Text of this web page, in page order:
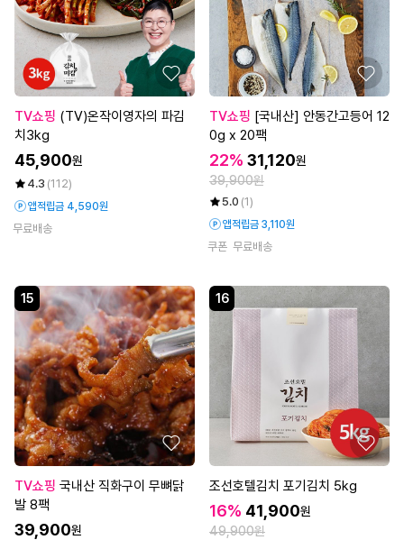
TV쇼핑
치3kg
45,900원
4.3 (112)
앱적립금 4,590원
무료배송
TV쇼핑
0g x 20팩
22% 31,120원
39,900원
5.0 (1)
앱적립금 3,110원
쿠폰 무료배송
15
TV쇼핑
발 8팩
39,900원
16
조선호텔김치 포기김치 5kg
16% 41,900원
49,900원